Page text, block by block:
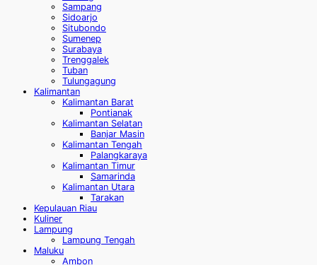
Sampang
Sidoarjo
Situbondo
Sumenep
Surabaya
Trenggalek
Tuban
Tulungagung
Kalimantan
Kalimantan Barat
Pontianak
Kalimantan Selatan
Banjar Masin
Kalimantan Tengah
Palangkaraya
Kalimantan Timur
Samarinda
Kalimantan Utara
Tarakan
Kepulauan Riau
Kuliner
Lampung
Lampung Tengah
Maluku
Ambon